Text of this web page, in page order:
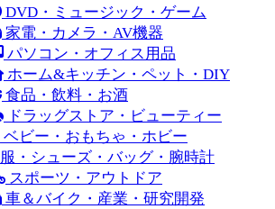
DVD・ミュージック・ゲーム
家電・カメラ・AV機器
パソコン・オフィス用品
ホーム&キッチン・ペット・DIY
食品・飲料・お酒
ドラッグストア・ビューティー
ベビー・おもちゃ・ホビー
服・シューズ・バッグ・腕時計
スポーツ・アウトドア
車＆バイク・産業・研究開発